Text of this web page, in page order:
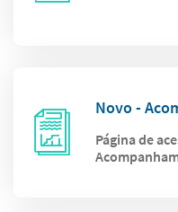
Novo -
Página de